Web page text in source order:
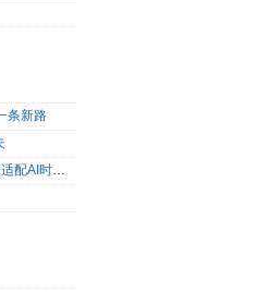
条新路
IBM与红帽扩展Lightwell服务方案，构建适配AI时代开源生态的可信基础设施